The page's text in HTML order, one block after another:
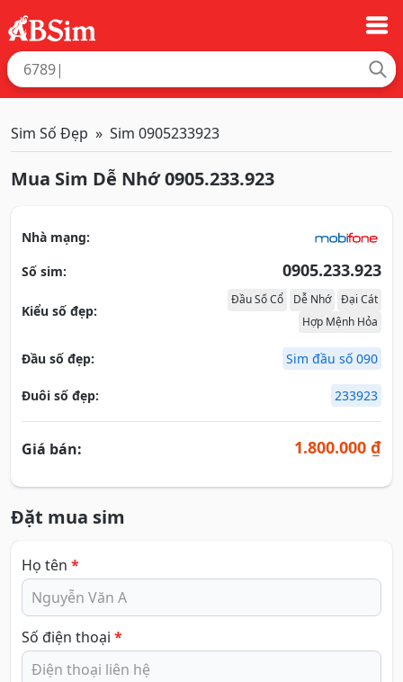
Sim Số Đẹp Sim 0905233923
Mua Sim Dễ Nhớ 0905.233.923
Nhà mạng:
Số sim:
0905.233.923
Kiểu số đẹp:
Đầu Số Cổ Dễ Nhớ
Đại Cát
Hợp Mệnh Hỏa
Đầu số đẹp: Sim đầu số 090
Đuôi số đẹp: 233923
Giá bán: 1.800.000 ₫
Đặt mua sim
Họ tên *
Số điện thoại *